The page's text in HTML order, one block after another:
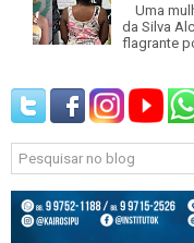
Uma
da Silva
flagrante